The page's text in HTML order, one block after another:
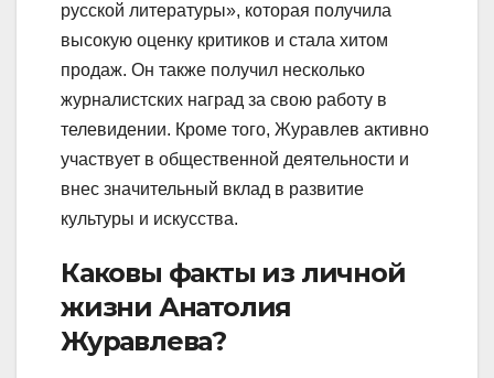
русской литературы», которая получила
высокую оценку критиков и стала хитом
продаж. Он также получил несколько
журналистских наград за свою работу в
телевидении. Кроме того, Журавлев активно
участвует в общественной деятельности и
внес значительный вклад в развитие
культуры и искусства.
Каковы факты из личной
жизни Анатолия
Журавлева?